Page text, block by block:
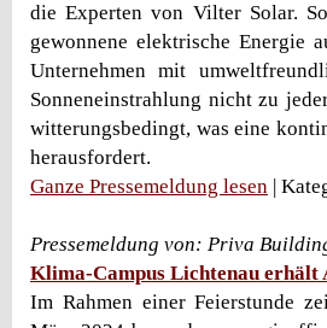
die Experten von Vilter Solar.
gewonnene elektrische Energie
Unternehmen mit
Sonneneinstrahlung nicht zu
witterungsbedingt, was eine
herausfordert.
Ganze Pressemeldung lesen |
Pressemeldung von: Priva
Klima-Campus Lichtenau
Im Rahmen einer Feierstunde